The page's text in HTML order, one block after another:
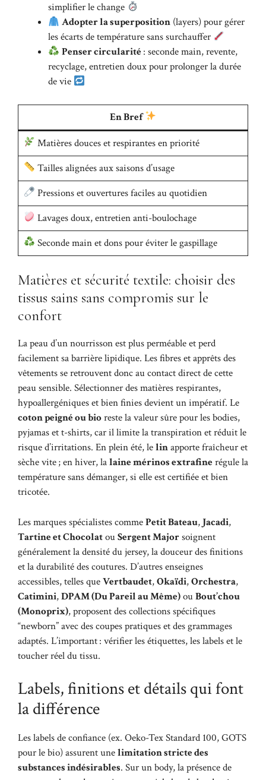
simplifier le change
Adopter la superposition (layers) pour gérer
les écarts de température sans surchauffer
Penser circularité: seconde main, revente,
recyclage, entretien doux pour prolonger la durée
de vie
En Bref
Matières douces et respirantes en priorité
Tailles alignées aux saisons d’usage
Pressions et ouvertures faciles au quotidien
Lavages doux, entretien anti-boulochage
Seconde main et dons pour éviter le gaspillage
Matières et sécurité textile: choisir des
tissus sains sans compromis sur le
confort
La peau d’un nourrisson est plus perméable et perd
facilement sa barrière lipidique. Les fibres et apprêts des
vêtements se retrouvent donc au contact direct de cette
peau sensible. Sélectionner des matières respirantes,
hypoallergéniques et bien finies devient un impératif. Le
coton peigné ou bioreste la valeur sûre pour les bodies,
pyjamas et t-shirts, car il limite la transpiration et réduit le
risque d’irritations. En plein été, lelinapporte fraîcheur et
sèche vite ; en hiver, lalaine mérinos extrafinerégule la
température sans démanger, si elle est certifiée et bien
tricotée.
Les marques spécialistes commePetit Bateau, Jacadi,
Tartine et ChocolatouSergent Majorsoignent
généralement la densité du jersey, la douceur des finitions
et la durabilité des coutures. D’autres enseignes
accessibles, telles queVertbaudet,Okaïdi,Orchestra,
Catimini,DPAM (Du Pareil au Même)ouBout’chou
(Monoprix), proposent des collections spécifiques
“newborn” avec des coupes pratiques et des grammages
adaptés. L’important : vérifier les étiquettes, les labels et le
toucher réel du tissu.
Labels, finitions et détails qui font
la différence
Les labels de confiance (ex. Oeko-Tex Standard 100, GOTS
pour le bio) assurent unelimitation stricte des
substances indésirables. Sur un body, la présence de